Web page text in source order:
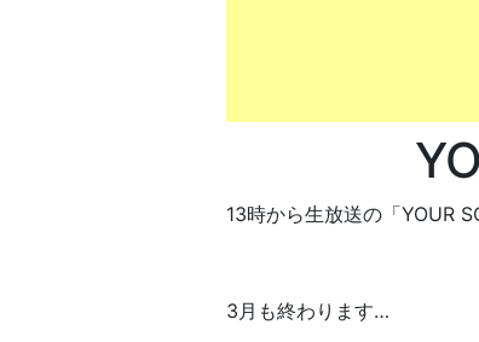
13時から生放送の「YOUR
3月も終わります…